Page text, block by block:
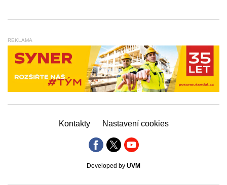
REKLAMA
Kontakty Nastavení cookies
Developed by UVM